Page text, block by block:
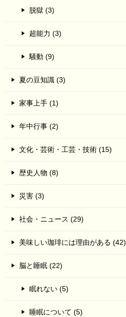
脱獄 (3)
超能力 (3)
騒動 (9)
夏の豆知識 (3)
家事上手 (1)
年中行事 (2)
文化・芸術・工芸・技術 (15)
歴史人物 (8)
災害 (3)
社会・ニュース (29)
美味しい珈琲には理由がある (42)
脳と睡眠 (22)
眠れない (5)
睡眠について (5)